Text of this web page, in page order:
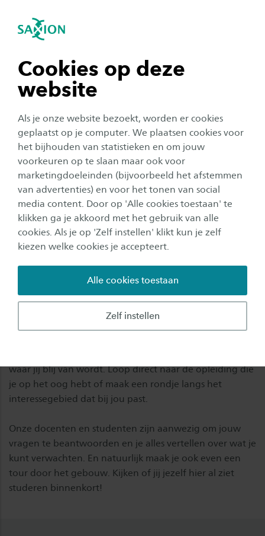
Cookies op deze
website
Als je onze website bezoekt, worden er cookies
geplaatst op je computer. We plaatsen cookies voor
het bijhouden van statistieken en om jouw
voorkeuren op te slaan maar ook voor
marketingdoeleinden (bijvoorbeeld het afstemmen
van advertenties) en voor het tonen van social
media content. Door op 'Alle cookies toestaan' te
klikken ga je akkoord met het gebruik van alle
cookies. Als je op 'Zelf instellen' klikt kun je zelf
kiezen welke cookies je accepteert.
Zelf instellen
Alle cookies toestaan
Navigatie openen
tonen
tonen
tonen
tonen
sluiten
Open dag
Open dag Deventer: zaterdag
11 april
11 april 2026 Saxion Deventer, Handelskade 75, Deventer
Maak kennis met jouw favoriete voltijd
bacheloropleiding(en) in Deventer!
waar jij blij van wordt. Loop direct naar de opleiding die
je op het oog hebt of maak een rondje langs het
interessegebied dat bij jou past.
Onze docenten en studenten zijn aanwezig om jouw
vragen te beantwoorden en je alles vertellen over wat je
kunt verwachten. En natuurlijk maak je ook even een
tour door het gebouw. Kijken of jij jezelf hier al ziet
studeren binnenkort!